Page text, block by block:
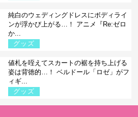
純白のウェディングドレスにボディライ
ンが浮かび上がる…！ アニメ『Re:ゼロ
か...
グッズ
値札を咥えてスカートの裾を持ち上げる
姿は背徳的…！ ベルドール「ロゼ」がフ
ィギ...
グッズ